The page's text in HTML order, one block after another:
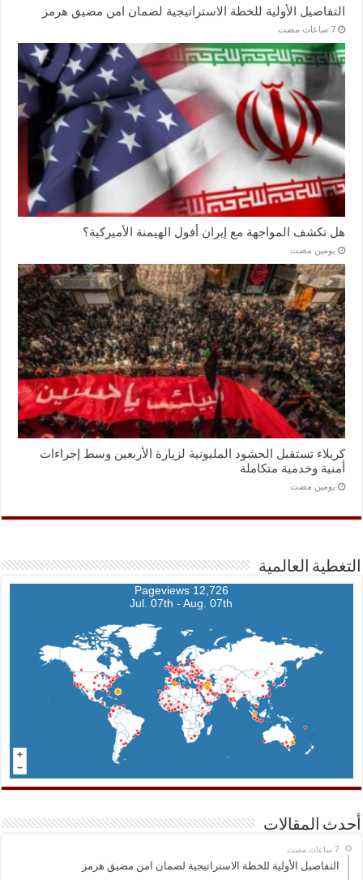
التفاصيل الأولية للخطة الاستراتيجية لضمان امن مضيق هرمز
‏7 ساعات مضت
هل تكشف المواجهة مع إيران أفول الهيمنة الأميركية؟
‏يومين مضت
كربلاء تستقبل الحشود المليونية لزيارة الأربعين وسط إجراءات
أمنية وخدمية متكاملة
‏يومين مضت
التغطية العالمية
12,726 Pageviews
Jul. 07th - Aug. 07th
أحدث المقالات
التفاصيل الأولية للخطة الاستراتيجية لضمان امن مضيق هرمز